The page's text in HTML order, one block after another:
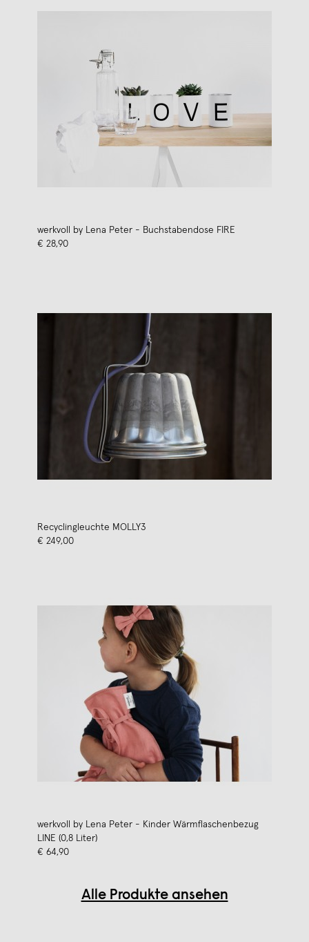
werkvoll by Lena Peter - Buchstabendose FIRE
€ 28,90
Recyclingleuchte MOLLY3
€ 249,00
werkvoll by Lena Peter - Kinder Wärmflaschenbezug
LINE (0,8 Liter)
€ 64,90
Alle Produkte ansehen